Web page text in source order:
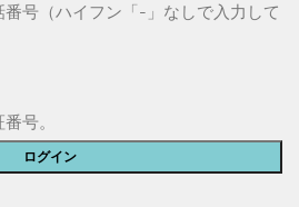
号（ハイフン「-」なしで入力して
号。